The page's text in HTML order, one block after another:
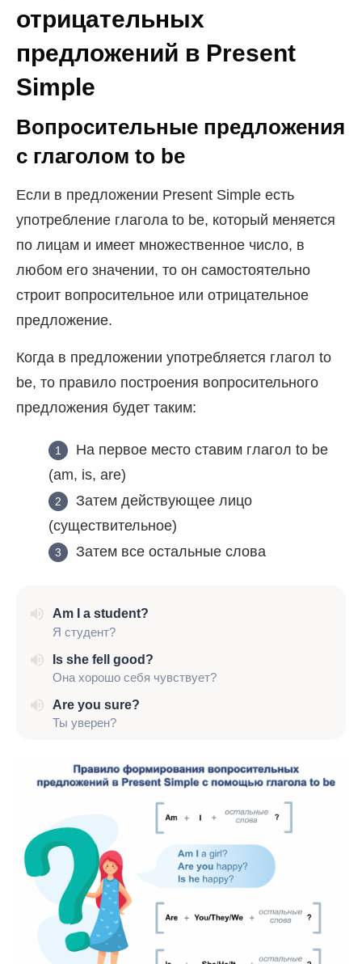
отрицательных
предложений в Present
Simple
Вопросительные предложения
с глаголом to be
Если в предложении Present Simple есть
употребление глагола to be, который меняется
по лицам и имеет множественное число, в
любом его значении, то он самостоятельно
строит вопросительное или отрицательное
предложение.
Когда в предложении употребляется глагол to
be, то правило построения вопросительного
предложения будет таким:
На первое место ставим глагол to be
(am, is, are)
Затем действующее лицо
(существительное)
Затем все остальные слова
Am I
a student?
Я студент?
Is she fell good?
Она хорошо себя чувствует?
Are you sure?
Ты уверен?